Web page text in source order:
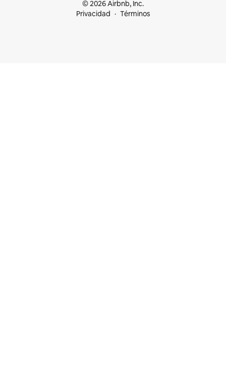
© 2026 Airbnb, Inc.
Privacidad
Términos